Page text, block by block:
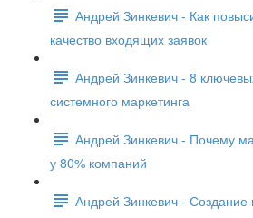
Андрей Зинкевич - Как
качество входящих заявок
Андрей Зинкевич - 8
системного маркетинга
Андрей Зинкевич - Почему
у 80% компаний
Андрей Зинкевич - Создание